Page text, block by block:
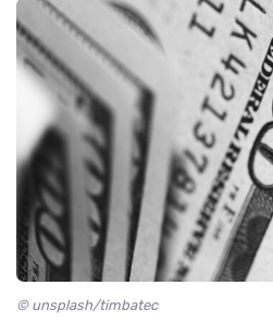
© unsplash/timbatec